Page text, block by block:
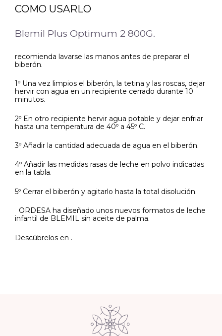
COMO USARLO
Blemil Plus Optimum 2 800G.
recomienda lavarse las manos antes de preparar el
biberón.
1º Una vez limpios el biberón, la tetina y las roscas, dejar
hervir con agua en un recipiente cerrado durante 10
minutos.
2º En otro recipiente hervir agua potable y dejar enfriar
hasta una temperatura de 40º a 45º C.
3º Añadir la cantidad adecuada de agua en el biberón.
4º Añadir las medidas rasas de leche en polvo indicadas
en la tabla.
5º Cerrar el biberón y agitarlo hasta la total disolución.
ORDESA ha diseñado unos nuevos formatos de leche
infantil de BLEMIL sin aceite de palma.
Descúbrelos en .